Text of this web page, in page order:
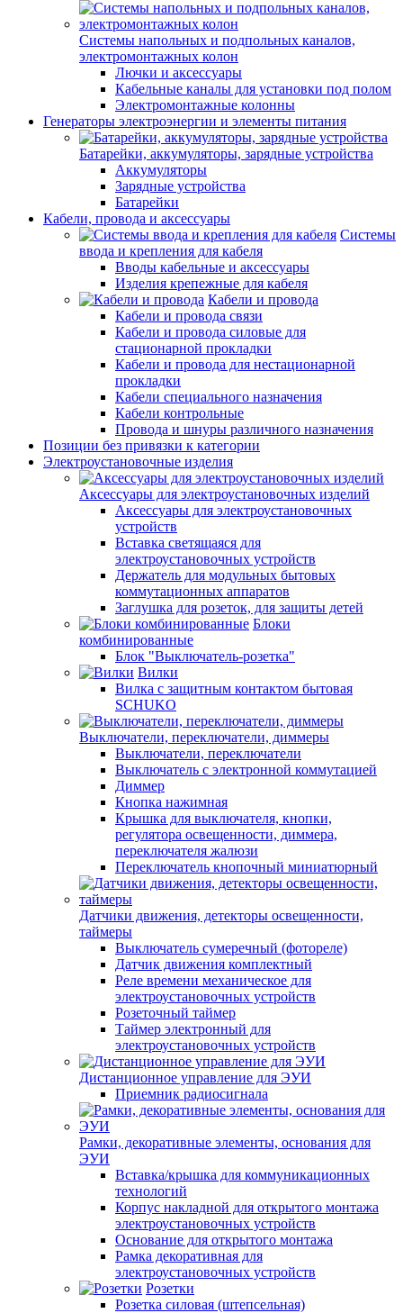
Системы напольных и подпольных каналов,
электромонтажных колон
Лючки и аксессуары
Кабельные каналы для установки под полом
Электромонтажные колонны
Генераторы электроэнергии и элементы питания
Батарейки, аккумуляторы, зарядные устройства
Аккумуляторы
Зарядные устройства
Батарейки
Кабели, провода и аксессуары
Системы
ввода и крепления для кабеля
Вводы кабельные и аксессуары
Изделия крепежные для кабеля
Кабели и провода
Кабели и провода связи
Кабели и провода силовые для
стационарной прокладки
Кабели и провода для нестационарной
прокладки
Кабели специального назначения
Кабели контрольные
Провода и шнуры различного назначения
Позиции без привязки к категории
Электроустановочные изделия
Аксессуары для электроустановочных изделий
Аксессуары для электроустановочных
устройств
Вставка светящаяся для
электроустановочных устройств
Держатель для модульных бытовых
коммутационных аппаратов
Заглушка для розеток, для защиты детей
Блоки
комбинированные
Блок "Выключатель-розетка"
Вилки
Вилка с защитным контактом бытовая
SCHUKO
Выключатели, переключатели, диммеры
Выключатели, переключатели
Выключатель с электронной коммутацией
Диммер
Кнопка нажимная
Крышка для выключателя, кнопки,
регулятора освещенности, диммера,
переключателя жалюзи
Переключатель кнопочный миниатюрный
Датчики движения, детекторы освещенности,
таймеры
Выключатель сумеречный (фотореле)
Датчик движения комплектный
Реле времени механическое для
электроустановочных устройств
Розеточный таймер
Таймер электронный для
электроустановочных устройств
Дистанционное управление для ЭУИ
Приемник радиосигнала
Рамки, декоративные элементы, основания для
ЭУИ
Вставка/крышка для коммуникационных
технологий
Корпус накладной для открытого монтажа
электроустановочных устройств
Основание для открытого монтажа
Рамка декоративная для
электроустановочных устройств
Розетки
Розетка силовая (штепсельная)